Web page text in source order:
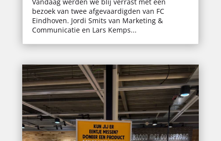
bezoek van twee afgevaardigden van FC
Eindhoven. Jordi Smits van Marketing &
Communicatie en Lars Kemps...